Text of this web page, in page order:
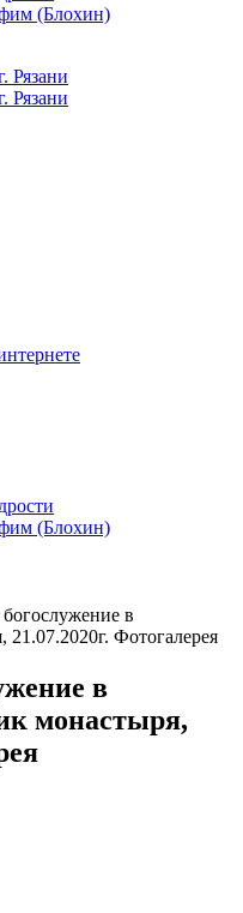
(Блохин)
(Блохин)
в
Фотогалерея
в
монастыря,